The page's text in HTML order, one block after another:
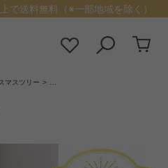
で送料無料（※一部地域を除く）
マスツリー